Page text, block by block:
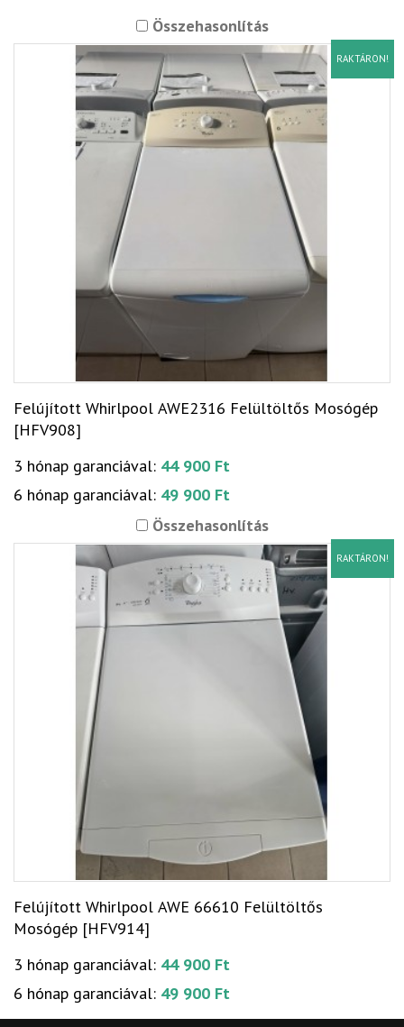
Összehasonlítás
RAKTÁRON!
Felújított Whirlpool AWE2316 Felültöltős Mosógép
[HFV908]
3 hónap garanciával: 44 900 Ft
6 hónap garanciával: 49 900 Ft
Összehasonlítás
RAKTÁRON!
Felújított Whirlpool AWE 66610 Felültöltős
Mosógép [HFV914]
3 hónap garanciával: 44 900 Ft
6 hónap garanciával: 49 900 Ft